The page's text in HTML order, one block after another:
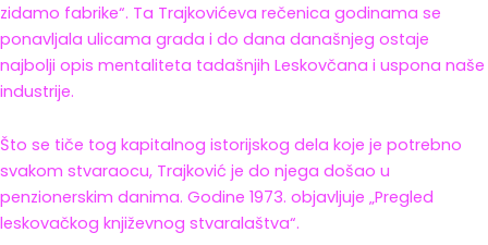
zidamo fabrike“. Ta Trajkovićeva rečenica godinama se
ponavljala ulicama grada i do dana današnjeg ostaje
najbolji opis mentaliteta tadašnjih Leskovčana i uspona naše
industrije.
Što se tiče tog kapitalnog istorijskog dela koje je potrebno
svakom stvaraocu, Trajković je do njega došao u
penzionerskim danima. Godine 1973. objavljuje „Pregled
leskovačkog književnog stvaralaštva“.